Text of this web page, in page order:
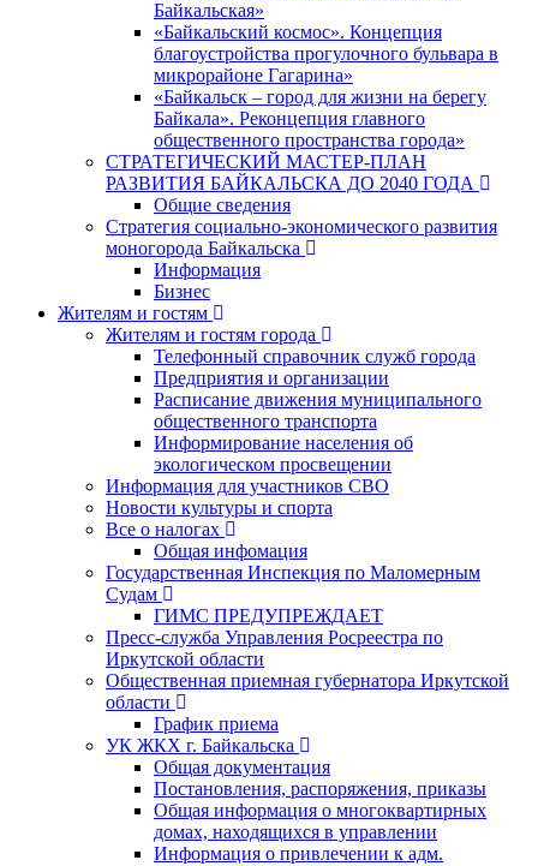
Байкальская»
«Байкальский космос». Концепция
благоустройства прогулочного бульвара в
микрорайоне Гагарина»
«Байкальск – город для жизни на берегу
Байкала». Реконцепция главного
общественного пространства города»
СТРАТЕГИЧЕСКИЙ МАСТЕР-ПЛАН
РАЗВИТИЯ БАЙКАЛЬСКА ДО 2040 ГОДА
Общие сведения
Стратегия социально-экономического развития
моногорода Байкальска
Информация
Бизнес
Жителям и гостям
Жителям и гостям города
Телефонный справочник служб города
Предприятия и организации
Расписание движения муниципального
общественного транспорта
Информирование населения об
экологическом просвещении
Информация для участников СВО
Новости культуры и спорта
Все о налогах
Общая инфомация
Государственная Инспекция по Маломерным
Судам
ГИМС ПРЕДУПРЕЖДАЕТ
Пресс-служба Управления Росреестра по
Иркутской области
Общественная приемная губернатора Иркутской
области
График приема
УК ЖКХ г. Байкальска
Общая документация
Постановления, распоряжения, приказы
Общая информация о многоквартирных
домах, находящихся в управлении
Информация о привлечении к адм.